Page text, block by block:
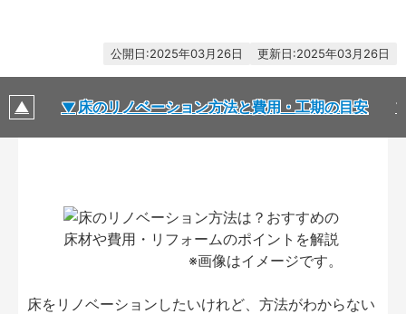
2025年03月26日 2025年03月26日
床のリノベーション方法と費用・工期の目安
※画像はイメージです。
床をリノベーションしたいけれど、方法がわからない